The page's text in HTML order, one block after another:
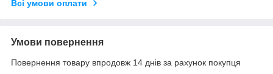
Всі умови оплати
Умови повернення
Повернення товару впродовж 14 днів за рахунок покупця